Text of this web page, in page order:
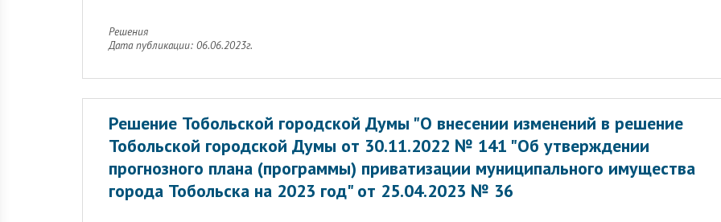
Решения
Дата публикации: 06.06.2023г.
Решение Тобольской городской Думы "О внесении изменений в решение
Тобольской городской Думы от 30.11.2022 № 141 "Об утверждении
прогнозного плана (программы) приватизации муниципального имущества
города Тобольска на 2023 год" от 25.04.2023 № 36